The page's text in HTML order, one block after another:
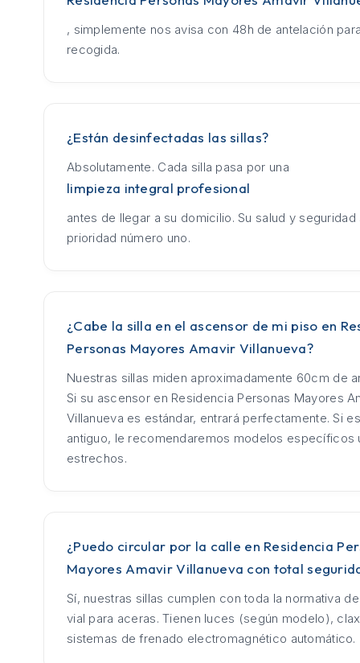
, simplemente nos avisa con 48h de antelación
recogida.
¿Están desinfectadas las sillas?
Absolutamente. Cada silla pasa por una
limpieza integral profesional
antes de llegar a su domicilio. Su salud y seguridad
prioridad número uno.
¿Cabe la silla en el ascensor de mi piso en
Personas Mayores Amavir Villanueva?
Nuestras sillas miden aproximadamente 60cm de
Si su ascensor en Residencia Personas Mayores
Villanueva es estándar, entrará perfectamente. Si
antiguo, le recomendaremos modelos específicos
estrechos.
¿Puedo circular por la calle en Residencia
Mayores Amavir Villanueva con total
Sí, nuestras sillas cumplen con toda la normativa
vial para aceras. Tienen luces (según modelo),
sistemas de frenado electromagnético automático.